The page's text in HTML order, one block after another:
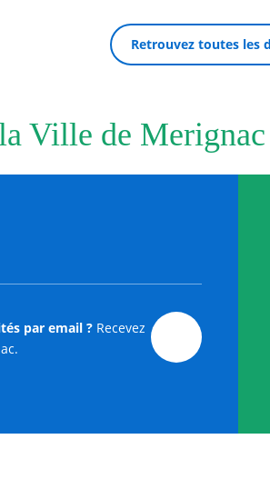
Retrouvez toutes les
Ville de Merignac
par email ?Recevez